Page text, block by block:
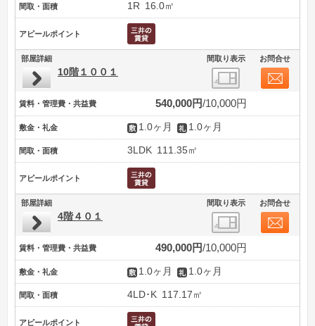
間取・面積 1R 16.0㎡
アピールポイント
部屋詳細 間取り表示 お問合せ
10階１００１
賃料・管理費・共益費 540,000円 10,000円
敷金・礼金 1.0ヶ月 1.0ヶ月
間取・面積 3LDK 111.35㎡
アピールポイント
部屋詳細 間取り表示 お問合せ
4階４０１
賃料・管理費・共益費 490,000円 10,000円
敷金・礼金 1.0ヶ月 1.0ヶ月
間取・面積 4LD･K 117.17㎡
アピールポイント